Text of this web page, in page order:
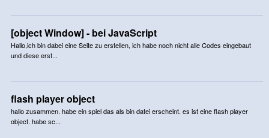
[object Window] - bei JavaScript
Hallo,ich bin dabei eine Seite zu erstellen, ich habe noch nicht alle Codes eingebaut
und diese erst...
flash player object
hallo zusammen. habe ein spiel das als bin datei erscheint. es ist eine flash player
object. habe sc...